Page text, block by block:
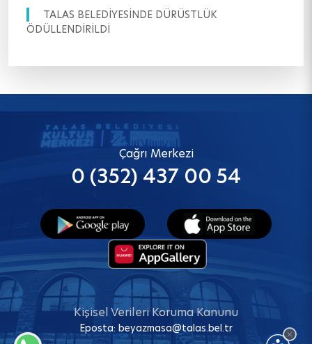
TALAS BELEDİYESİNDE DÜRÜSTLÜK
ÖDÜLLENDİRİLDİ
Çağrı Merkezi
0 (352) 437 00 54
Kişisel Verileri Koruma Kanunu
Eposta: beyazmasa@talas.bel.tr